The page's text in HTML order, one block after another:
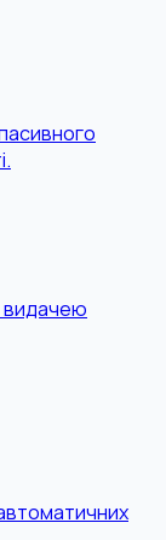
видачею